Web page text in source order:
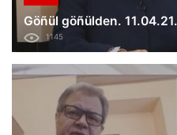
Göñül göñülden.
1145